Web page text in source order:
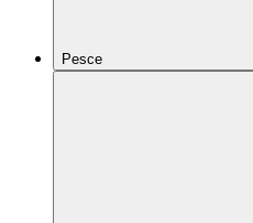
Pesce